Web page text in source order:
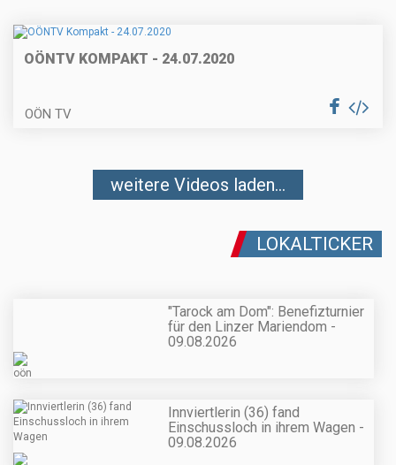
OÖNTV KOMPAKT - 24.07.2020
OÖN TV
weitere Videos laden...
LOKALTICKER
"Tarock am Dom": Benefizturnier
für den Linzer Mariendom -
09.08.2026
Innviertlerin (36) fand
Einschussloch in ihrem Wagen -
09.08.2026